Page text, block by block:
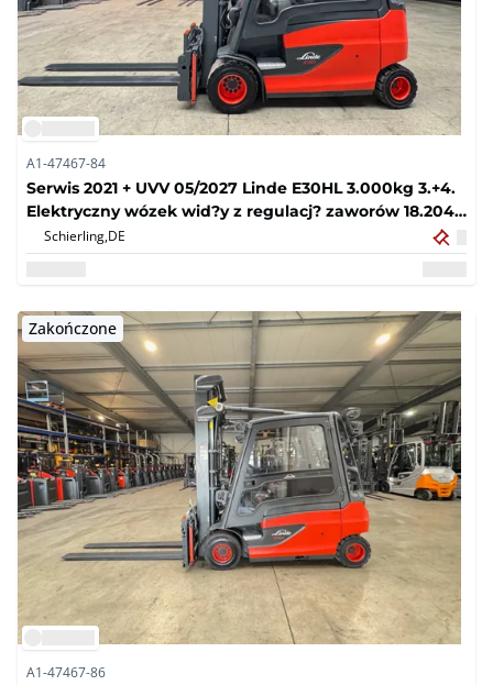
A1-47467-84
Serwis 2021 + UVV 05/2027 Linde E30HL 3.000kg 3.+4.
Elektryczny wózek wid?y z regulacj? zaworów 18.204
godzin
Schierling,DE
Zakończone
A1-47467-86